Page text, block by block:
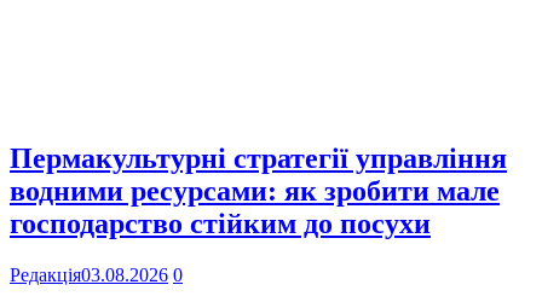
Пермакультурні стратегії управління
водними ресурсами: як зробити мале
господарство стійким до посухи
Редакція03.08.2026 0